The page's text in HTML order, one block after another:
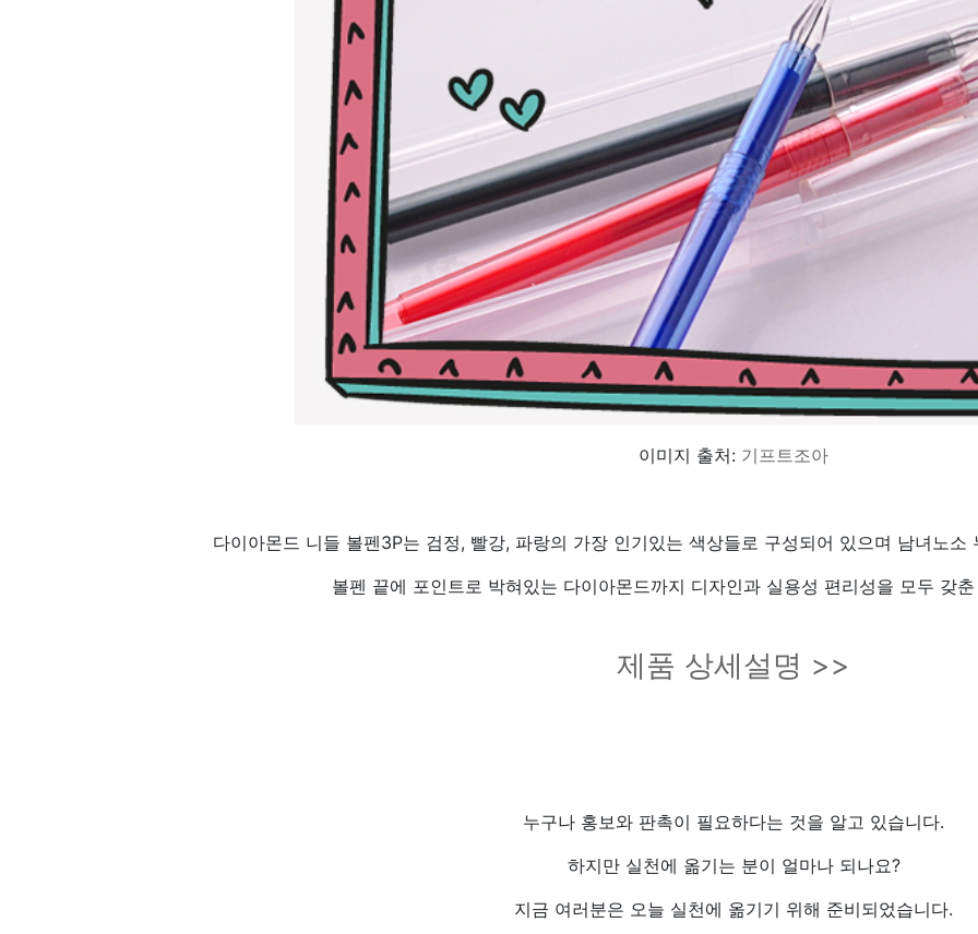
이미지 출처: 기프트조아
다이아몬드 니들 볼펜3P는 검정, 빨강, 파랑의 가장 인기있는 색상들로 구성되어 있으며 남녀노소
볼펜 끝에 포인트로 박혀있는 다이아몬드까지 디자인과 실용성 편리성을 모두 갖
제품 상세설명 >>
누구나 홍보와 판촉이 필요하다는 것을 알고 있습니다.
하지만 실천에 옮기는 분이 얼마나 되나요?
지금 여러분은 오늘 실천에 옮기기 위해 준비되었습니다.